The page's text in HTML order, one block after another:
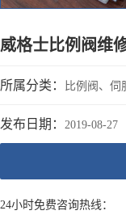
威格士比例阀维
所属分类： 比例阀、伺
发布日期： 2019-08-27
24小时免费咨询热线：